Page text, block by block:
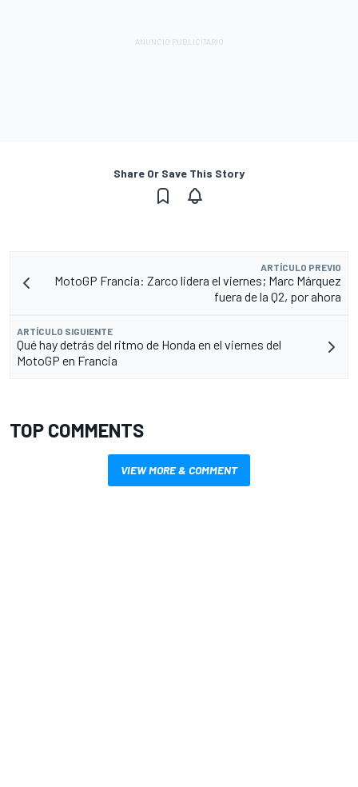
Share Or Save This Story
ARTÍCULO PREVIO
MotoGP Francia: Zarco lidera el viernes; Marc Márquez
fuera de la Q2, por ahora
ARTÍCULO SIGUIENTE
Qué hay detrás del ritmo de Honda en el viernes del
MotoGP en Francia
TOP COMMENTS
VIEW MORE & COMMENT